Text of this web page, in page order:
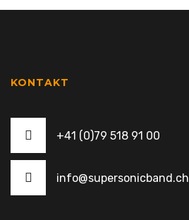
KONTAKT
+41 (0)79 518 91 00
info@supersonicband.ch